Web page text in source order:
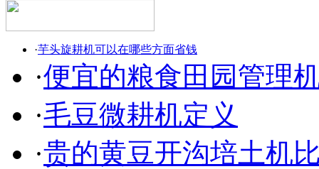
·芋头旋耕机可以在哪些方面省钱
·便宜的粮食田园管理
·毛豆微耕机定义
·贵的黄豆开沟培土机